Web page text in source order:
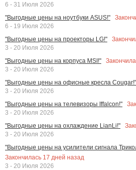
6 - 31 Июля 2026
"Выгодные цены на ноутбуки ASUS!"
6 - 19 Июля 2026
"Выгодные цены на проекторы LG!"
3 - 20 Июля 2026
"Выгодные цены на корпуса MSI!"
3 - 20 Июля 2026
"Выгодные цены на офисные кресла Cougar!"
3 - 20 Июля 2026
"Выгодные цены на телевизоры Iffalcon!"
3 - 20 Июля 2026
"Выгодные цены на охлаждение LianLi!"
3 - 20 Июля 2026
"Выгодные цены на усилители сигнала
Закончилась 17 дней назад
3 - 20 Июля 2026